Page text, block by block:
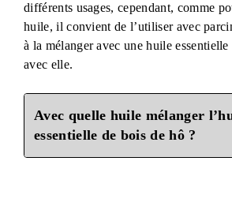
différents usages, cependant, comme
huile, il convient de l’utiliser avec
à la mélanger avec une huile essentielle
avec elle.
Avec quelle huile mélanger
essentielle de bois de hô ?